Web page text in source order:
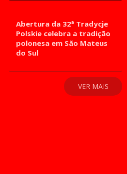
Abertura da 32ª Tradycje
Polskie celebra a tradição
polonesa em São Mateus
do Sul
VER MAIS